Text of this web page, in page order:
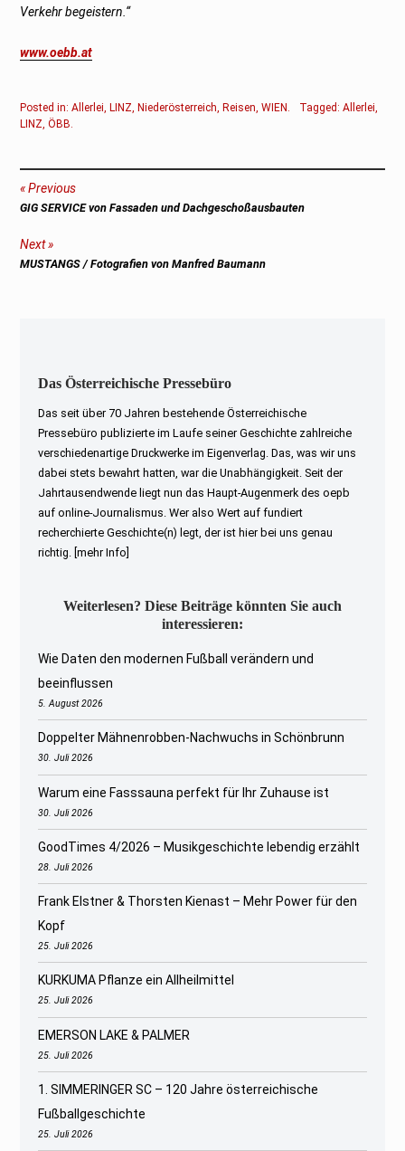
Verkehr begeistern.“
www.oebb.at
Posted in:Allerlei,LINZ,Niederösterreich,Reisen,WIEN. Tagged:Allerlei,
LINZ,ÖBB.
Beitragsnavigation
Previous
Previous
GIG SERVICE von Fassaden und Dachgeschoßausbauten
Next
Next
MUSTANGS / Fotografien von Manfred Baumann
Das Österreichische Pressebüro
Das seit über 70 Jahren bestehende Österreichische
Pressebüro publizierte im Laufe seiner Geschichte zahlreiche
verschiedenartige Druckwerke im Eigenverlag. Das, was wir uns
dabei stets bewahrt hatten, war die Unabhängigkeit. Seit der
Jahrtausendwende liegt nun das Haupt-Augenmerk des oepb
auf online-Journalismus. Wer also Wert auf fundiert
recherchierte Geschichte(n) legt, der ist hier bei uns genau
richtig.
[mehr Info]
Weiterlesen? Diese Beiträge könnten Sie auch
interessieren:
Wie Daten den modernen Fußball verändern und
beeinflussen
5. August 2026
Doppelter Mähnenrobben-Nachwuchs in Schönbrunn
30. Juli 2026
Warum eine Fasssauna perfekt für Ihr Zuhause ist
30. Juli 2026
GoodTimes 4/2026 – Musikgeschichte lebendig erzählt
28. Juli 2026
Frank Elstner & Thorsten Kienast – Mehr Power für den
Kopf
25. Juli 2026
KURKUMA Pflanze ein Allheilmittel
25. Juli 2026
EMERSON LAKE & PALMER
25. Juli 2026
1. SIMMERINGER SC – 120 Jahre österreichische
Fußballgeschichte
25. Juli 2026